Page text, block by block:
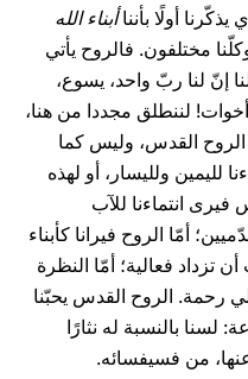
أولًا بأنناأبناء الله
مختلفون. فالروح يأتي
لنا إنّ لنا ربّ واحد، يسوع،
لننطلق مجددا من هنا،
الروح القدس، وليس كما
لليمين ولليسار، أو لهذه
فيرى انتماءنا للآب
أمّا الروح فيرانا كأبناء
تزداد فعالية؛ أمّا النظرة
رحمة. الروح القدس يحبّنا
بالنسبة له نثارًا
عنها، من فسيفسائه.